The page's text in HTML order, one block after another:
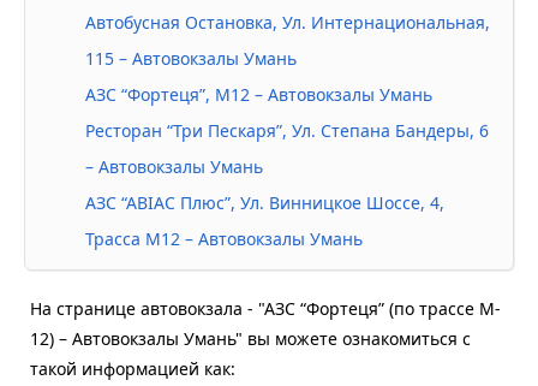
Автобусная Остановка, Ул. Интернациональная,
115 – Автовокзалы Умань
АЗС “Фортеця”, М12 – Автовокзалы Умань
Ресторан “Три Пескаря”, Ул. Степана Бандеры, 6
– Автовокзалы Умань
АЗС “АВІАС Плюс”, Ул. Винницкое Шоссе, 4,
Трасса М12 – Автовокзалы Умань
На странице автовокзала - "АЗС “Фортеця” (по трассе M-
12) – Автовокзалы Умань" вы можете ознакомиться с
такой информацией как: